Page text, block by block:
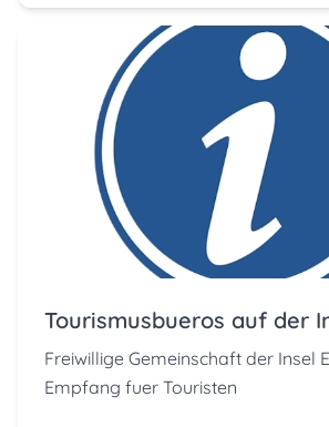
Tourismusbueros auf der
Freiwillige Gemeinschaft der Insel
Empfang fuer Touristen